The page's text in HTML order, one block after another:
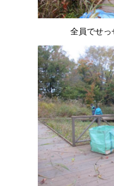
全員でせっ